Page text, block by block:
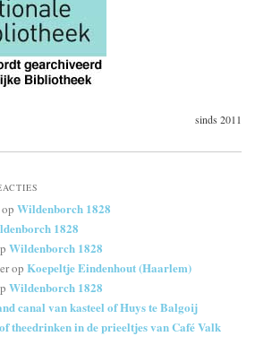
sinds 2011
opWildenborch 1828
1828
Wildenborch 1828
opKoepeltje Eindenhout (Haarlem)
Wildenborch 1828
canal van kasteel of Huys te Balgoij
theedrinken in de prieeltjes van Café Valk